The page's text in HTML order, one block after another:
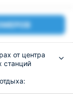
от центра
станций